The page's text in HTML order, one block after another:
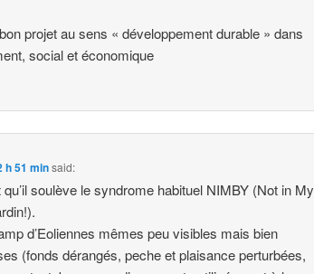
projet au sens « développement durable » dans
social et économique
h 51 minsaid:
soulève le syndrome habituel NIMBY (Not in My
d’Eoliennes mêmes peu visibles mais bien
(fonds dérangés, peche et plaisance perturbées,